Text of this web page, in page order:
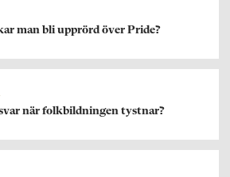
man bli upprörd över Pride?
när folkbildningen tystnar?